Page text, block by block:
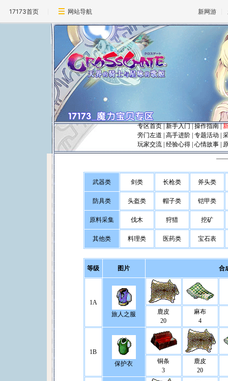
17173首页 网站导航 新网游
专区首页|新手入门|操作指南|
旁门左道
高手进阶 专题活动
玩家交流 经验心得 心情故事
――
武器类 剑类 长枪类 斧头类
防具类 头盔类 帽子类 铠甲类
原料采集 伐木 狩猎 挖矿
其他类 料理类 医药类 宝石表
等级 图片 合
1A
旅人之服
鹿皮
20
麻布
4
1B
保护衣
铜条
3
鹿皮
20